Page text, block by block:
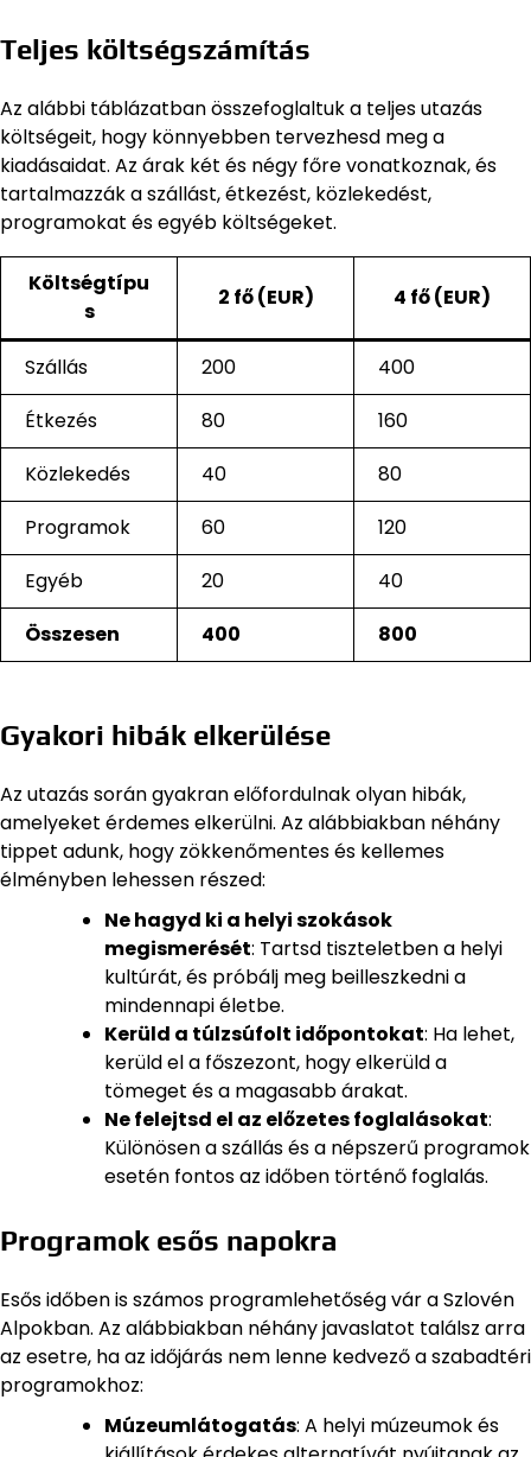
Teljes költségszámítás
Az alábbi táblázatban összefoglaltuk a teljes utazás
költségeit, hogy könnyebben tervezhesd meg a
kiadásaidat. Az árak két és négy főre vonatkoznak, és
tartalmazzák a szállást, étkezést, közlekedést,
programokat és egyéb költségeket.
Költségtípu
s
2 fő (EUR) 4 fő (EUR)
Szállás 200
400
Étkezés
80
160
Közlekedés
40
80
Programok
60
120
Egyéb
20
40
Összesen
400 800
Gyakori hibák elkerülése
Az utazás során gyakran előfordulnak olyan hibák,
amelyeket érdemes elkerülni. Az alábbiakban néhány
tippet adunk, hogy zökkenőmentes és kellemes
élményben lehessen részed:
Ne hagyd ki a helyi szokások
megismerését: Tartsd tiszteletben a helyi
kultúrát, és próbálj meg beilleszkedni a
mindennapi életbe.
Kerüld a túlzsúfolt időpontokat: Ha lehet,
kerüld el a főszezont, hogy elkerüld a
tömeget és a magasabb árakat.
Ne felejtsd el az előzetes foglalásokat:
Különösen a szállás és a népszerű programok
esetén fontos az időben történő foglalás.
Programok esős napokra
Esős időben is számos programlehetőség vár a Szlovén
Alpokban. Az alábbiakban néhány javaslatot találsz arra
az esetre, ha az időjárás nem lenne kedvező a szabadtéri
programokhoz:
Múzeumlátogatás: A helyi múzeumok és